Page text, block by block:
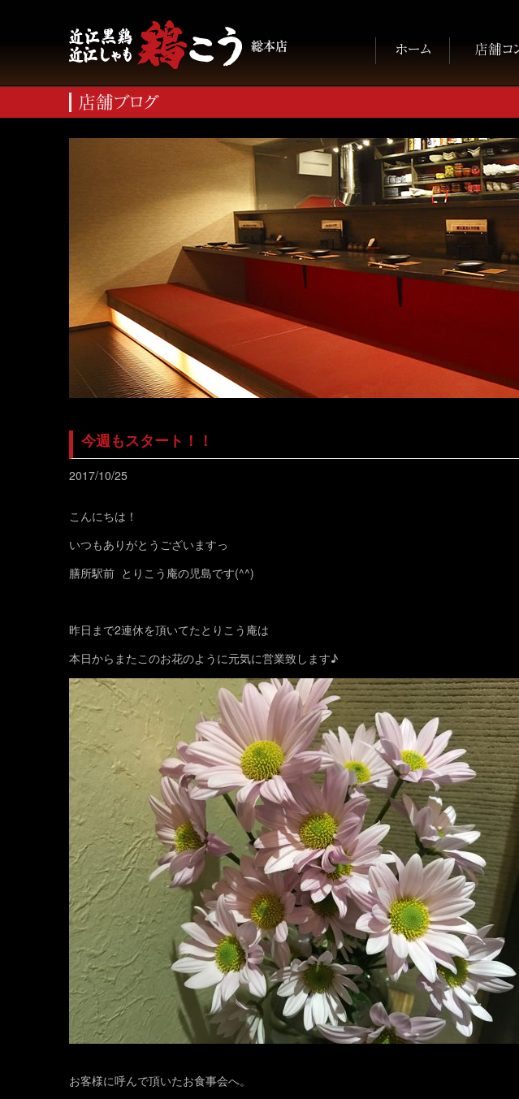
今週もスタート！！
2017/10/25
こんにちは！
いつもありがとうございますっ
膳所駅前 とりこう庵の児島です(^^)
昨日まで2連休を頂いてたとりこう庵は
本日からまたこのお花のように元気に営業致します♪
お客様に呼んで頂いたお食事会へ。